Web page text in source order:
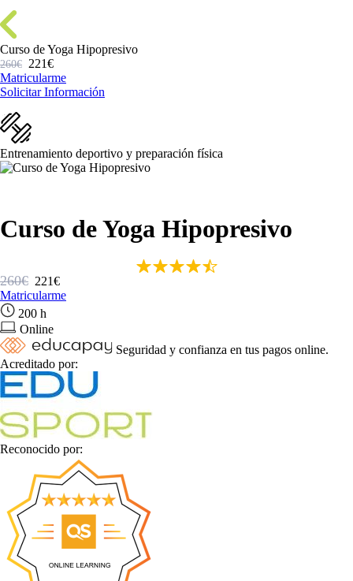
Curso de Yoga Hipopresivo
260€ 221€
Matricularme
Solicitar Información
Entrenamiento deportivo y preparación física
Curso de Yoga Hipopresivo
260€ 221€
Matricularme
200 h
Online
Seguridad y confianza en tus pagos online.
Acreditado por:
Reconocido por: